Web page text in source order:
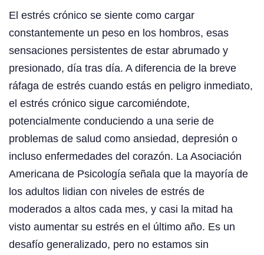
El estrés crónico se siente como cargar
constantemente un peso en los hombros, esas
sensaciones persistentes de estar abrumado y
presionado, día tras día. A diferencia de la breve
ráfaga de estrés cuando estás en peligro inmediato,
el estrés crónico sigue carcomiéndote,
potencialmente conduciendo a una serie de
problemas de salud como ansiedad, depresión o
incluso enfermedades del corazón. La Asociación
Americana de Psicología señala que la mayoría de
los adultos lidian con niveles de estrés de
moderados a altos cada mes, y casi la mitad ha
visto aumentar su estrés en el último año. Es un
desafío generalizado, pero no estamos sin